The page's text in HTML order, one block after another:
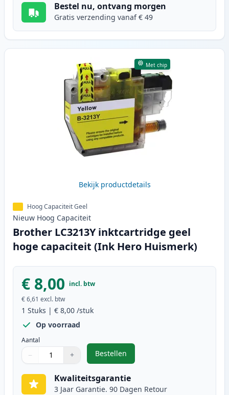
Bestel nu, ontvang morgen
Gratis verzending vanaf € 49
Met chip
Bekijk productdetails
Hoog Capaciteit Geel
Nieuw Hoog Capaciteit
Brother LC3213Y inktcartridge geel
hoge capaciteit (Ink Hero Huismerk)
€ 8,00 incl. btw
€ 6,61 excl. btw
1 Stuks | € 8,00 /stuk
Op voorraad
Aantal
Gebruik de knoppen om aan te passen
− +
1
Bestellen
,Brother LC3213Y inktcartridge
Kwaliteitsgarantie
3 Jaar Garantie. 90 Dagen Retour